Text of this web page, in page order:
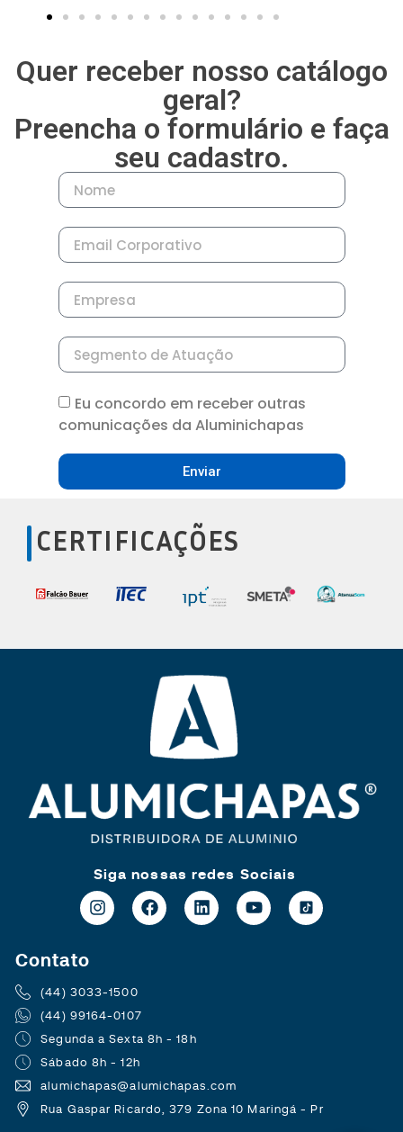
Quer receber nosso catálogo
geral?
Preencha o formulário e faça
seu cadastro.
Eu concordo em receber outras
comunicações da Aluminichapas
Enviar
CERTIFICAÇÕES
Siga nossas redes Sociais
Contato
(44) 3033-1500
(44) 99164-0107
Segunda a Sexta 8h - 18h
Sábado 8h - 12h
alumichapas@alumichapas.com
Rua Gaspar Ricardo, 379 Zona 10 Maringá - Pr